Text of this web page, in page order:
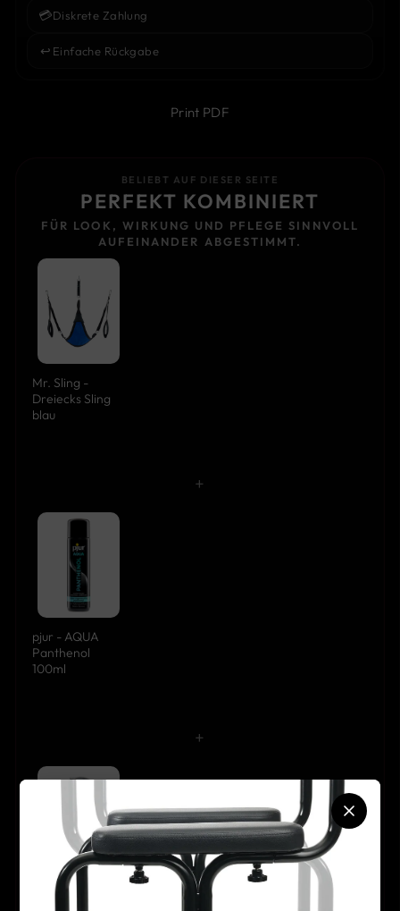
💳Diskrete Zahlung
↩️ Einfache Rückgabe
Print PDF
BELIEBT AUF DIESER SEITE
PERFEKT KOMBINIERT
FÜR LOOK, WIRKUNG UND PFLEGE SINNVOLL
AUFEINANDER ABGESTIMMT.
Mr. Sling -
Dreiecks Sling
blau
+
pjur - AQUA
Panthenol
100ml
+
Swiss Navy - Toy